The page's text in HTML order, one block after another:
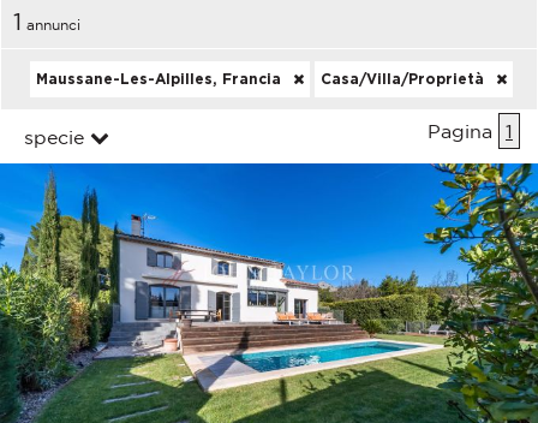
1 annunci
Maussane-Les-Alpilles, Francia Casa/Villa/Proprietà
specie Pagina 1